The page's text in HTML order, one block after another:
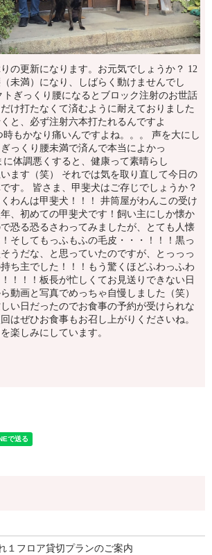
の更新になります。お元気でしょうか？ 12
未満）になり、しばらく動けませんでし
トぎっくり腰になるとブロック注射のお世話
け打たなくて済むように耐えておりました
と、必ず注射六本打たれるんですよ
もかなり痛いんですよね。。。 声を大にし
っくり腰未満で済んで本当によかっ
体調悪くすると、健康って素晴らし
ます（笑） それでは気を取り直して今日の
す。 皆さま、甲斐犬はご存じでしょうか？
わんは甲斐犬！！！ 井筒屋がわんこの受け
、初めての甲斐犬です！飼い主にしか懐か
恐る恐るさわってみましたが、とても人懐
そしてもっふもふの毛皮・・・！！！黒っ
うだな、と思っていたのですが、とっっっ
ち主でした！！！もう驚くほどふわっふわ
！！！板長が忙しくてお見送りできない日
動画と写真でめっちゃ自慢しました（笑）
い日だったのでお食事の予約が受けられな
はぜひお食事もお召し上がりくださいね。
楽しみにしています。
１フロア貸切プランのご案内